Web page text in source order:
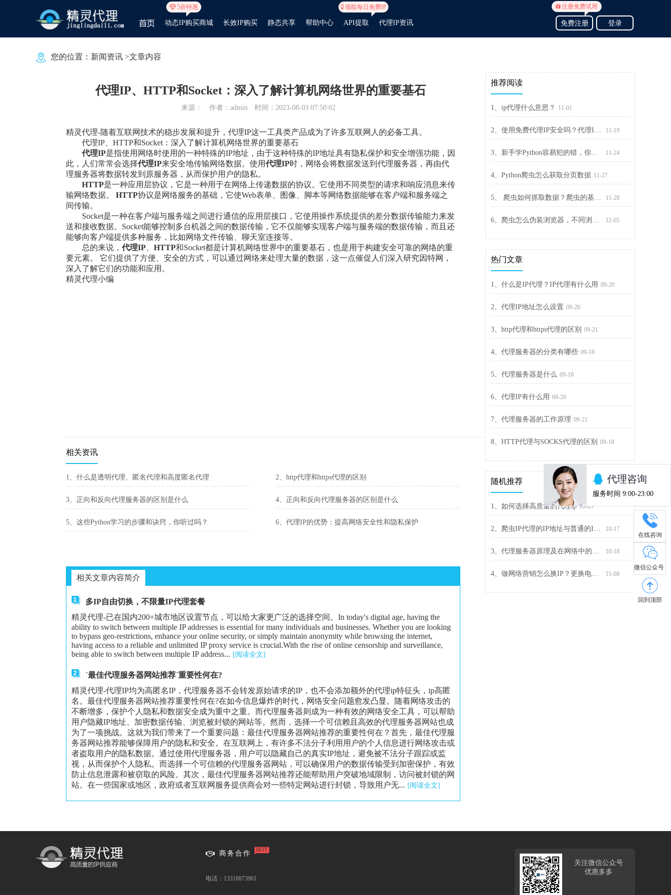
5折特惠
动态IP购买商城 长效IP购买 静态共享 帮助中心 API提取
领取每日免费IP
代理IP资讯 免费注册
注册免费试用
登录
您的位置： 新闻资讯 >文章内容
代理IP、HTTP和Socket：深入了解计算机网络世界的重要基石
来源： 作者：admin 时间：2023-08-03 07:50:02
精灵代理-随着互联网技术的稳步发展和提升，代理IP这一工具类产品成为了许多互联网人的必备工具。
代理IP、HTTP和Socket：深入了解计算机网络世界的重要基石
代理IP是指使用网络时使用的一种特殊的IP地址，由于这种特殊的IP地址具有隐私保护和安全增强功能，因
此，人们常常会选择代理IP来安全地传输网络数据。使用代理IP时，网络会将数据发送到代理服务器，再由代
理服务器将数据转发到原服务器，从而保护用户的隐私。
HTTP是一种应用层协议，它是一种用于在网络上传递数据的协议。它使用不同类型的请求和响应消息来传
输网络数据。 HTTP协议是网络服务的基础，它使Web表单、图像、脚本等网络数据能够在客户端和服务端之
间传输。
Socket是一种在客户端与服务端之间进行通信的应用层接口，它使用操作系统提供的差分数据传输能力来发
送和接收数据。Socket能够控制多台机器之间的数据传输，它不仅能够实现客户端与服务端的数据传输，而且还
能够向客户端提供多种服务，比如网络文件传输、聊天室连接等。
总的来说， 代理IP HTTP和Socket都是计算机网络世界中的重要基石，也是用于构建安全可靠的网络的重
要元素。 它们提供了方便、安全的方式，可以通过网络来处理大量的数据，这一点催促人们深入研究因特网，
深入了解它们的功能和应用。
精灵代理小编
相关资讯
1、什么是透明代理、匿名代理和高度匿名代理 2、http代理和https代理的区别
3、正向和反向代理服务器的区别是什么 4、正向和反向代理服务器的区别是什么
5、这些Python学习的步骤和诀窍，你听过吗？ 6、代理IP的优势：提高网络安全性和隐私保护
相关文章内容简介
多IP自由切换，不限量IP代理套餐
精灵代理-已在国内200+城市地区设置节点，可以给大家更广泛的选择空间。In today's digital age, having the
ability to switch between multiple IP addresses is essential for many individuals and businesses. Whether you are looking
to bypass geo-restrictions, enhance your online security, or simply maintain anonymity while browsing the internet,
having access to a reliable and unlimited IP proxy service is crucial.With the rise of online censorship and surveillance,
being able to switch between multiple IP address... [阅读全文]
`最佳代理服务器网站推荐`重要性何在?
精灵代理-代理IP均为高匿名IP，代理服务器不会转发原始请求的IP，也不会添加额外的代理ip特征头，ip高匿
名。最佳代理服务器网站推荐重要性何在?在如今信息爆炸的时代，网络安全问题愈发凸显。随着网络攻击的
不断增多，保护个人隐私和数据安全成为重中之重。而代理服务器则成为一种有效的网络安全工具，可以帮助
用户隐藏IP地址、加密数据传输、浏览被封锁的网站等。然而，选择一个可信赖且高效的代理服务器网站也成
为了一项挑战。这就为我们带来了一个重要问题：最佳代理服务器网站推荐的重要性何在？首先，最佳代理服
务器网站推荐能够保障用户的隐私和安全。在互联网上，有许多不法分子利用用户的个人信息进行网络攻击或
者盗取用户的隐私数据。通过使用代理服务器，用户可以隐藏自己的真实IP地址，避免被不法分子跟踪或监
视，从而保护个人隐私。而选择一个可信赖的代理服务器网站，可以确保用户的数据传输受到加密保护，有效
防止信息泄露和被窃取的风险。其次，最佳代理服务器网站推荐还能帮助用户突破地域限制，访问被封锁的网
站。在一些国家或地区，政府或者互联网服务提供商会对一些特定网站进行封锁，导致用户无... [阅读全文]
推荐阅读
1、ip代理什么意思？ 11-01
2、使用免费代理IP安全吗？代理IP用哪种好？ 11-19
3、新手学Python容易犯的错，你掉过哪些坑 11-24
4、Python爬虫怎么获取分页数据 11-27
5、 爬虫如何抓取数据？爬虫的基本流程介绍 11-28
6、爬虫怎么伪装浏览器，不同浏览器的User-Agent不同 12-05
热门文章
1、什么是IP代理？IP代理有什么用 09-20
2、代理IP地址怎么设置 09-20
3、http代理和https代理的区别 09-21
4、代理服务器的分类有哪些 09-18
5、代理服务器是什么 09-18
6、代理IP有什么用 09-20
7、代理服务器的工作原理 09-21
8、HTTP代理与SOCKS代理的区别 09-18
随机推荐
1、如何选择高质量的代理ip 10-05
2、爬虫IP代理的IP地址与普通的IP地址有什么区别 10-17
3、代理服务器原理及在网络中的应用 10-18
4、做网络营销怎么换IP？更换电脑IP地址的常用方法 11-08
在线咨询
微信公众号
回到顶部
商务合作 HOT
电话：13318873961
关注微信公众号
优惠多多